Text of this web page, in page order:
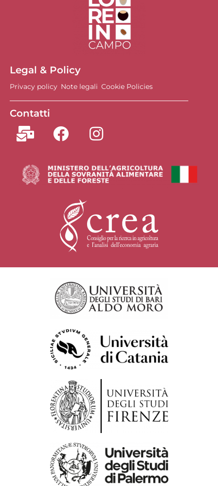
Legal & Policy
Privacy policy Note legali Cookie Policies
Contatti